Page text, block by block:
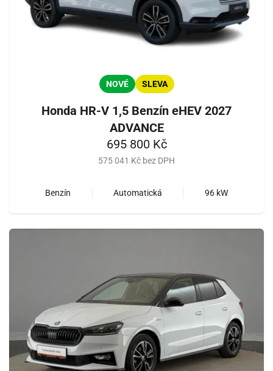
NOVÉ SLEVA
Honda HR-V 1,5 Benzín eHEV 2027
ADVANCE
695 800 Kč
575 041 Kč bez DPH
Benzín Automatická 96 kW